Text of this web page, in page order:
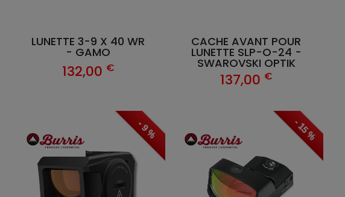
- 15 %
CACHE AVANT POUR
LUNETTE SLP-O-24 -
SWAROVSKI OPTIK
137,00 €
LUNETTE 3-9 X 40 WR
- GAMO
132,00 €
- 9 %